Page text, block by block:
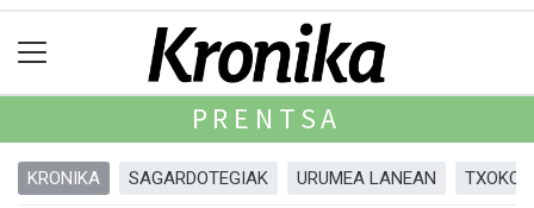
PRENTSA
KRONIKA SAGARDOTEGIAK URUMEA LANEAN